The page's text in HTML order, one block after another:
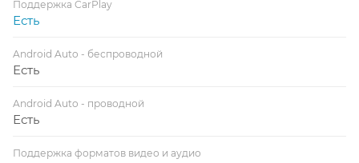
Поддержка CarPlay
Есть
Android Auto - беспроводной
Есть
Android Auto - проводной
Есть
Поддержка форматов видео и аудио